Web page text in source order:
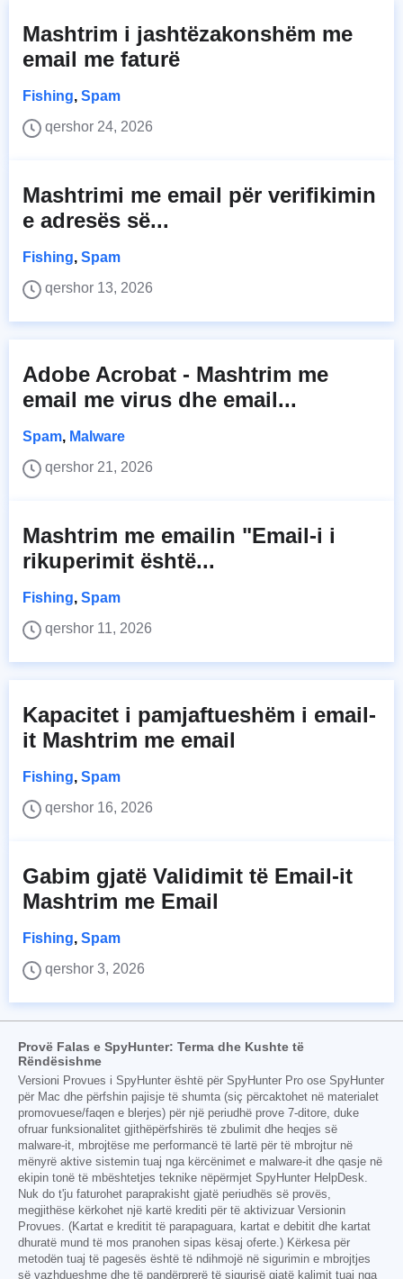
Mashtrim i jashtëzakonshëm me
email me faturë
Fishing, Spam
qershor 24, 2026
Mashtrimi me email për verifikimin
e adresës së...
Fishing, Spam
qershor 13, 2026
Adobe Acrobat - Mashtrim me
email me virus dhe email...
Spam, Malware
qershor 21, 2026
Mashtrim me emailin "Email-i i
rikuperimit është...
Fishing, Spam
qershor 11, 2026
Kapacitet i pamjaftueshëm i email-
it Mashtrim me email
Fishing, Spam
qershor 16, 2026
Gabim gjatë Validimit të Email-it
Mashtrim me Email
Fishing, Spam
qershor 3, 2026
Provë Falas e SpyHunter: Terma dhe Kushte të
Rëndësishme
Versioni Provues i SpyHunter është për SpyHunter Pro ose SpyHunter
për Mac dhe përfshin pajisje të shumta (siç përcaktohet në materialet
promovuese/faqen e blerjes) për një periudhë prove 7-ditore, duke
ofruar funksionalitet gjithëpërfshirës të zbulimit dhe heqjes së
malware-it, mbrojtëse me performancë të lartë për të mbrojtur në
mënyrë aktive sistemin tuaj nga kërcënimet e malware-it dhe qasje në
ekipin tonë të mbështetjes teknike nëpërmjet SpyHunter HelpDesk.
Nuk do t'ju faturohet paraprakisht gjatë periudhës së provës,
megjithëse kërkohet një kartë krediti për të aktivizuar Versionin
Provues. (Kartat e kreditit të parapaguara, kartat e debitit dhe kartat
dhuratë mund të mos pranohen sipas kësaj oferte.) Kërkesa për
metodën tuaj të pagesës është të ndihmojë në sigurimin e mbrojtjes
së vazhdueshme dhe të pandërprerë të sigurisë gjatë kalimit tuaj nga